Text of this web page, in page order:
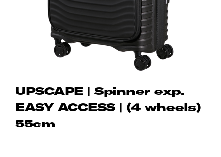
UPSCAPE | Spinner exp.
EASY ACCESS | (4 wheels)
55cm